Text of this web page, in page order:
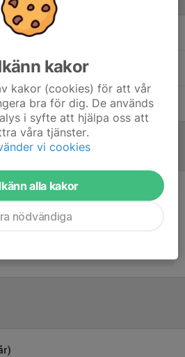
Mentorskap,
& Fogis
ansvar träningar och upplägg
referat skrivet
kakor
kakor (cookies) för att vår
bra för dig. De används
i syfte att hjälpa oss att
våra tjänster.
vi cookies
alla kakor
nödvändiga